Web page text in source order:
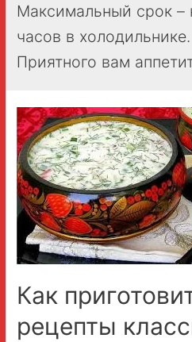
Максимальный срок –
часов в холодильнике.
Приятного вам
Как
рецепты